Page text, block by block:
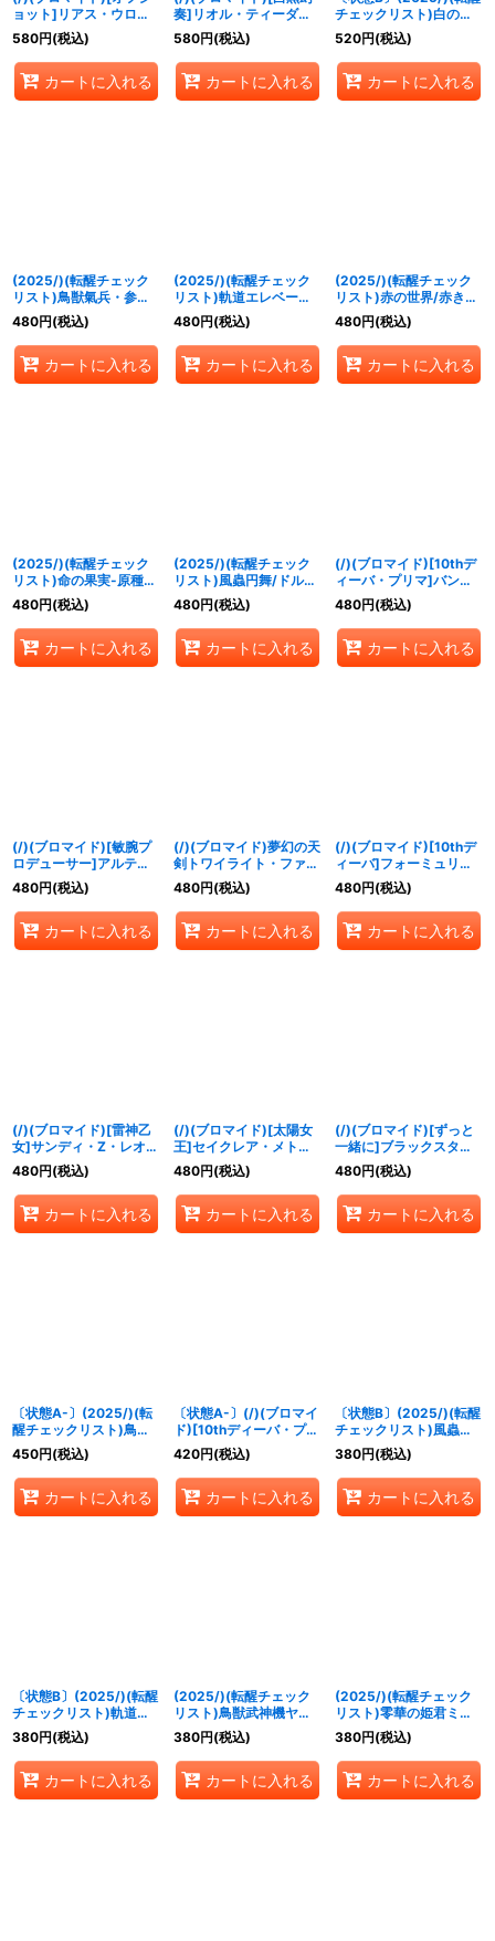
ョット]リアス・ウロヴ
ォルン【-】{D07-12}
《》
580円(税込)
カートに入れる
奏]リオル・ティーダ
【-】{D07-13}《》
580円(税込)
カートに入れる
チェックリスト)白の世
界/白き機神【-】
{BS73-TCP04a/BS73-
TCP04b}《白》
520円(税込)
カートに入れる
(2025/)(転醒チェック
リスト)鳥獣氣兵・参號
フクロック/氣兵墓場
【-】{BS73-
054a/BS73-054b}
《青》
480円(税込)
カートに入れる
(2025/)(転醒チェック
リスト)軌道エレベータ
ー・カンダタ/カンダタ
管理メカ・氣動兵器ジョ
ローグ【-】{BS73-
068a/BS73-068b}
《白》
480円(税込)
カートに入れる
(2025/)(転醒チェック
リスト)赤の世界/赤き神
龍皇【-】{BS73-
TCP01a/BS73-
TCP01b}《赤》
480円(税込)
カートに入れる
(2025/)(転醒チェック
リスト)命の果実-原種-/
命の果実の精ドライアッ
ド【-】{BS52-062}
《緑》
480円(税込)
カートに入れる
(2025/)(転醒チェック
リスト)風蟲円舞/ドルク
ス・ウシワカ・オリジン
【-】{BSC47-
RVTX03}《緑》
480円(税込)
カートに入れる
(/)(ブロマイド)[10thデ
ィーバ・プリマ]バン
リ・ゼル【-】{D05-
23}《》
480円(税込)
カートに入れる
(/)(ブロマイド)[敏腕プ
ロデューサー]アルテミ
ス【-】{D05-34}《》
480円(税込)
カートに入れる
(/)(ブロマイド)夢幻の天
剣トワイライト・ファン
タジア(レイ・オーバイ
ラスト)【-】{D02-07}
《》
480円(税込)
カートに入れる
(/)(ブロマイド)[10thデ
ィーバ]フォーミュリ
ア・エグゼシータ【-】
{D03-27}《》
480円(税込)
カートに入れる
(/)(ブロマイド)[雷神乙
女]サンディ・Z・レオノ
ーラ【-】{D07-15}《》
480円(税込)
カートに入れる
(/)(ブロマイド)[太陽女
王]セイクレア・メトゥ
ーム【-】{D07-16}《》
480円(税込)
カートに入れる
(/)(ブロマイド)[ずっと
一緒に]ブラックスター
【-】{D07-30}《》
480円(税込)
カートに入れる
〔状態A-〕(2025/)(転
醒チェックリスト)鳥獣
氣兵・参號フクロック/
氣兵墓場【-】{BS73-
054a/BS73-054b}
《青》
450円(税込)
カートに入れる
〔状態A-〕(/)(ブロマイ
ド)[10thディーバ・プリ
マ]バンリ・ゼル【-】
{D05-23}《》
420円(税込)
カートに入れる
〔状態B〕(2025/)(転醒
チェックリスト)風蟲円
舞/ドルクス・ウシワ
カ・オリジン【-】
{BSC47-RVTX03}
《緑》
380円(税込)
カートに入れる
〔状態B〕(2025/)(転醒
チェックリスト)軌道エ
レベーター・カンダタ/
カンダタ管理メカ・氣動
兵器ジョローグ【-】
{BS73-068a/BS73-
068b}《白》
380円(税込)
カートに入れる
(2025/)(転醒チェック
リスト)鳥獣武神機ヤマ
ト・オーグナー-武神形
態-/鳥獣武神機ヤマト・
オーグナー-砲撃形態-
【-】{BS73-
TX03a/BS73-TX03b}
380円(税込)
カートに入れる
(2025/)(転醒チェック
リスト)零華の姫君ミロ
スラーヴァ/氷翼零装ミ
ロスラーヴァ【-】
{BSC47-RV003}《白》
380円(税込)
カートに入れる